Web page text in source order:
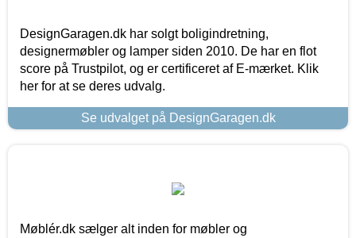
DesignGaragen.dk har solgt boligindretning,
designermøbler og lamper siden 2010. De har en flot
score på Trustpilot, og er certificeret af E-mærket. Klik
her for at se deres udvalg.
Se udvalget på DesignGaragen.dk
Møblér.dk sælger alt inden for møbler og